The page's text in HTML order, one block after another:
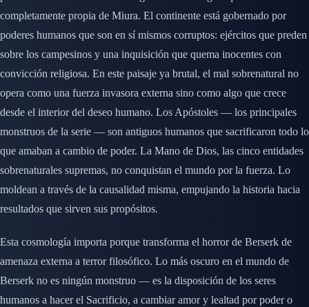
completamente propia de Miura. El continente está gobernado por
poderes humanos que son en sí mismos corruptos: ejércitos que preden
sobre los campesinos y una inquisición que quema inocentes con
convicción religiosa. En este paisaje ya brutal, el mal sobrenatural no
opera como una fuerza invasora externa sino como algo que crece
desde el interior del deseo humano. Los Apóstoles — los principales
monstruos de la serie — son antiguos humanos que sacrificaron todo lo
que amaban a cambio de poder. La Mano de Dios, las cinco entidades
sobrenaturales supremas, no conquistan el mundo por la fuerza. Lo
moldean a través de la causalidad misma, empujando la historia hacia
resultados que sirven sus propósitos.
Esta cosmología importa porque transforma el horror de Berserk de
amenaza externa a terror filosófico. Lo más oscuro en el mundo de
Berserk no es ningún monstruo — es la disposición de los seres
humanos a hacer el Sacrificio, a cambiar amor y lealtad por poder o